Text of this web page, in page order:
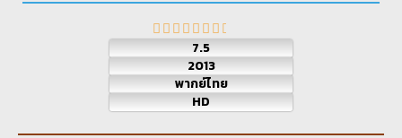
7.5
2013
พากย์ไทย
HD